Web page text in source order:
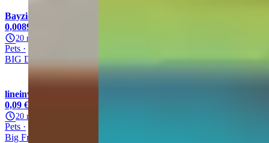
BayzidSTORE
0,00891 €
20 min.
Pets
BIG DOG
lineinverseSTORE
0,09 €
20 min.
Pets
Big Frog